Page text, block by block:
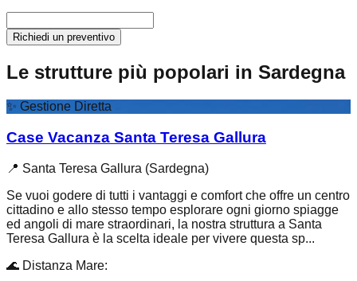
Richiedi un preventivo
Le strutture più popolari in Sardegna
✨ Gestione Diretta
Case Vacanza Santa Teresa Gallura
📍 Santa Teresa Gallura (Sardegna)
Se vuoi godere di tutti i vantaggi e comfort che offre un centro
cittadino e allo stesso tempo esplorare ogni giorno spiagge
ed angoli di mare straordinari, la nostra struttura a Santa
Teresa Gallura è la scelta ideale per vivere questa sp...
🌊 Distanza Mare: